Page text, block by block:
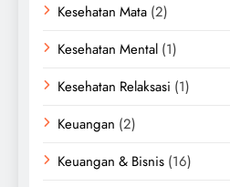
Kesehatan Mata (2)
Kesehatan Mental (1)
Kesehatan Relaksasi (1)
Keuangan (2)
Keuangan & Bisnis (16)